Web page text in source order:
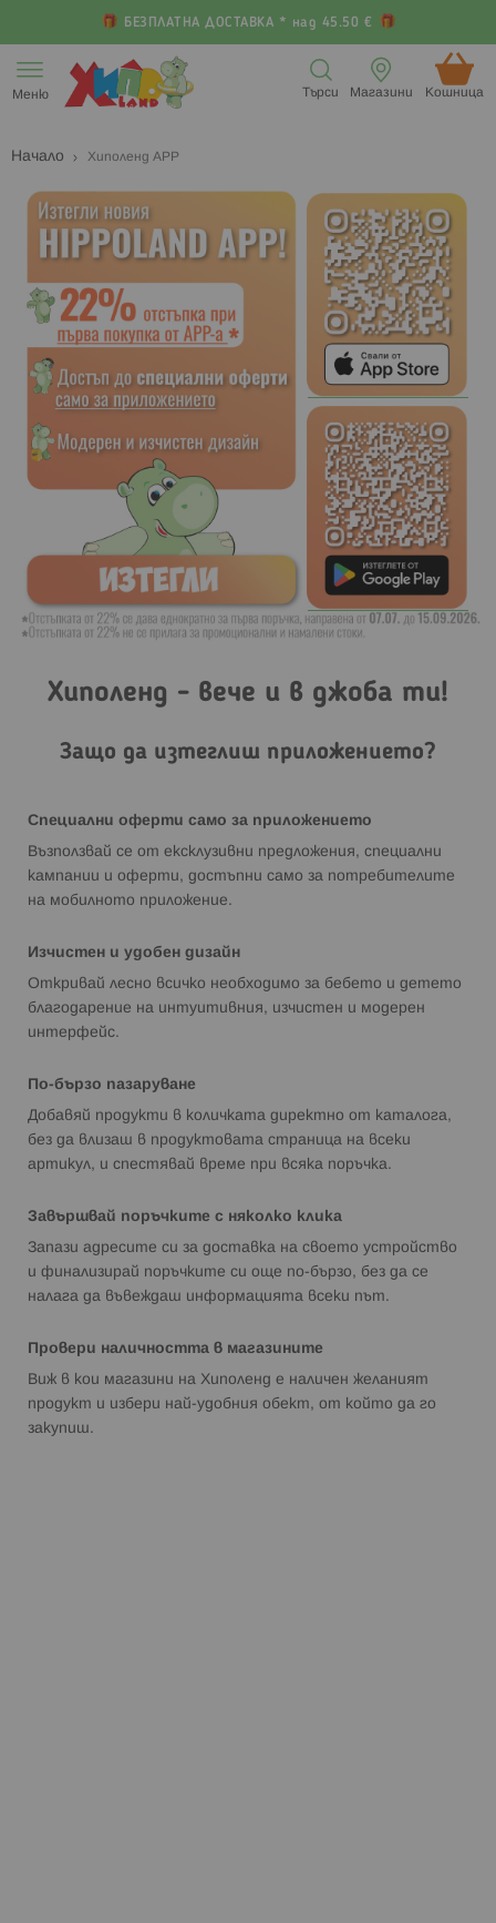
БЕЗПЛАТНА ДОСТАВКА * над 45.50 €
към
съдържанието
Меню Кошница (
Магазини
Търси
Начало Хиполенд APP
Хиполенд - вече и в джоба ти!
Защо да изтеглиш приложението?
Специални оферти само за приложението
Възползвай се от ексклузивни предложения, специални
кампании и оферти, достъпни само за потребителите
на мобилното приложение.
Изчистен и удобен дизайн
Откривай лесно всичко необходимо за бебето и детето
благодарение на интуитивния, изчистен и модерен
интерфейс.
По-бързо пазаруване
Добавяй продукти в количката директно от каталога,
без да влизаш в продуктовата страница на всеки
артикул, и спестявай време при всяка поръчка.
Завършвай поръчките с няколко клика
Запази адресите си за доставка на своето устройство
и финализирай поръчките си още по-бързо, без да се
налага да въвеждаш информацията всеки път.
Провери наличността в магазините
Виж в кои магазини на Хиполенд е наличен желаният
продукт и избери най-удобния обект, от който да го
закупиш.